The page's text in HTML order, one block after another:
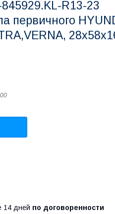
R13-23
первичного
14 дней по договоренности